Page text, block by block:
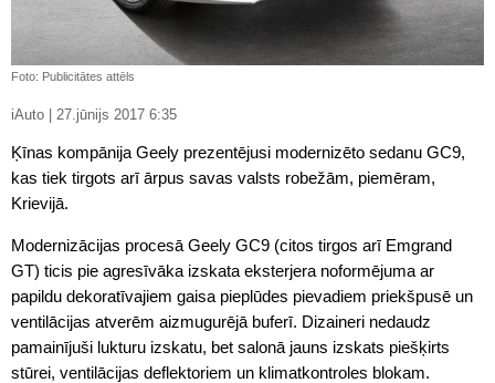
Foto: Publicitātes attēls
iAuto | 27.jūnijs 2017 6:35
Ķīnas kompānija Geely prezentējusi modernizēto sedanu GC9,
kas tiek tirgots arī ārpus savas valsts robežām, piemēram,
Krievijā.
Modernizācijas procesā Geely GC9 (citos tirgos arī Emgrand
GT) ticis pie agresīvāka izskata eksterjera noformējuma ar
papildu dekoratīvajiem gaisa pieplūdes pievadiem priekšpusē un
ventilācijas atverēm aizmugurējā buferī. Dizaineri nedaudz
pamainījuši lukturu izskatu, bet salonā jauns izskats piešķirts
stūrei, ventilācijas deflektoriem un klimatkontroles blokam.